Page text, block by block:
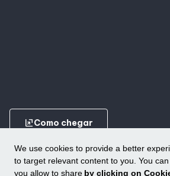
We use cookies to provide a better
to target relevant content to you. You
you allow to share by clicking on
ungroupComo chegar